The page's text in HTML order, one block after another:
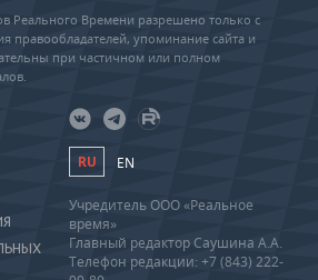
Реального Времени разрешено только с
правообладателей, упоминание сайта и
при частичном или полном
RU EN
Учредитель ООО «Реальное
время»
Главный редактор Саушина А.А.
Телефон редакции: +7 (843) 222-